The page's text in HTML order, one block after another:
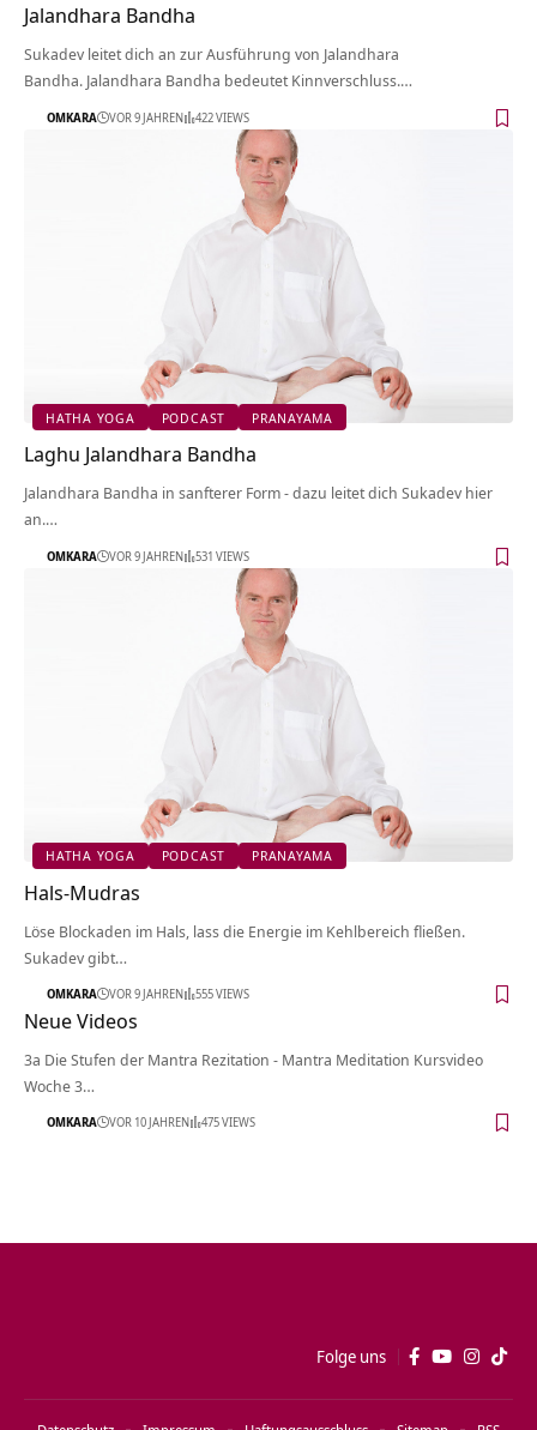
Jalandhara Bandha
Sukadev leitet dich an zur Ausführung von Jalandhara
Bandha. Jalandhara Bandha bedeutet Kinnverschluss.…
OMKARA VOR 9 JAHREN 422 VIEWS
HATHA YOGA PODCAST PRANAYAMA
Laghu Jalandhara Bandha
Jalandhara Bandha in sanfterer Form - dazu leitet dich Sukadev hier
an.…
OMKARA VOR 9 JAHREN 531 VIEWS
HATHA YOGA PODCAST PRANAYAMA
Hals-Mudras
Löse Blockaden im Hals, lass die Energie im Kehlbereich fließen.
Sukadev gibt…
OMKARA VOR 9 JAHREN 555 VIEWS
Neue Videos
3a Die Stufen der Mantra Rezitation - Mantra Meditation Kursvideo
Woche 3…
OMKARA VOR 10 JAHREN 475 VIEWS
Folge uns